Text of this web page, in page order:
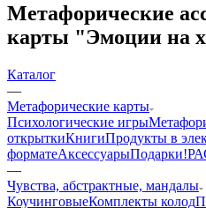
Метафорические
карты "Эмоции на
Каталог
—
Mетафорические карты
Психологические игры
открыткиКнигиПродукты в
форматеАксессуарыПодарки!
—
Чувства, абстрактные, мандалы
КоучинговыеКомплекты колод